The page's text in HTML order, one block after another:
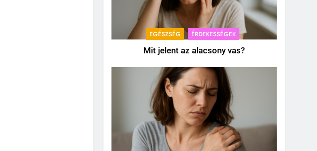
EGÉSZSÉG ÉRDEKESSÉGEK
Mit jelent az alacsony vas?